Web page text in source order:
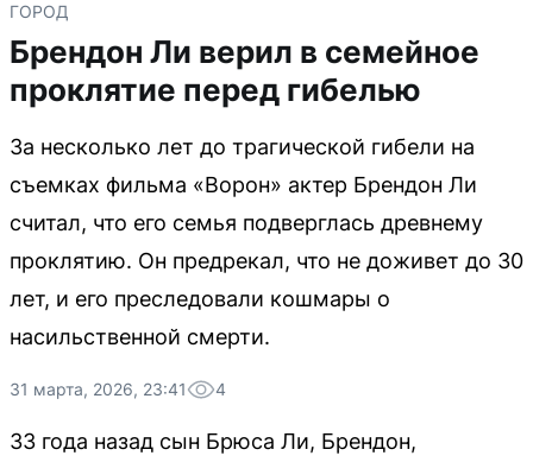
ГОРОД
Брендон Ли верил в семейное
проклятие перед гибелью
За несколько лет до трагической гибели на
съемках фильма «Ворон» актер Брендон Ли
считал, что его семья подверглась древнему
проклятию. Он предрекал, что не доживет до 30
лет, и его преследовали кошмары о
насильственной смерти.
31 марта, 2026, 23:41 4
33 года назад сын Брюса Ли, Брендон,